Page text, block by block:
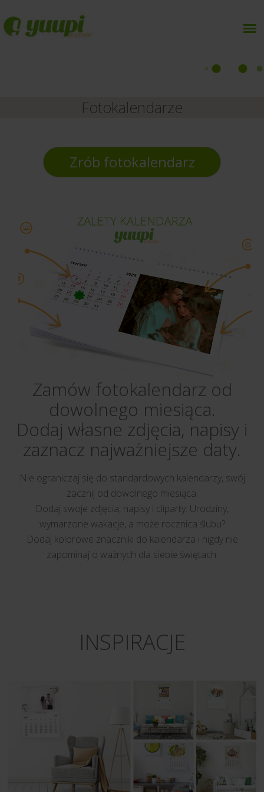
Fotokalendarze
Zrób fotokalendarz
Zamów fotokalendarz od
dowolnego miesiąca.
Dodaj własne zdjęcia, napisy i
zaznacz najważniejsze daty.
Nie ograniczaj się do standardowych kalendarzy, swój
zacznij od dowolnego miesiąca.
Dodaj swoje zdjęcia, napisy i cliparty. Urodziny,
wymarzone wakacje, a może rocznica ślubu?
Dodaj kolorowe znaczniki do kalendarza i nigdy nie
zapominaj o ważnych dla siebie świętach.
INSPIRACJE